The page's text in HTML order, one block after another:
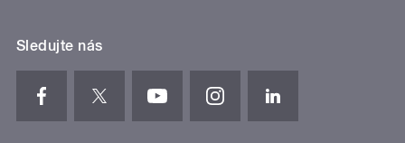
Sledujte nás